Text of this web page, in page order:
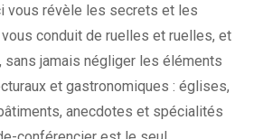
vous révèle les secrets et les
conduit de ruelles et ruelles, et
sans jamais négliger les éléments
et gastronomiques : églises,
anecdotes et spécialités